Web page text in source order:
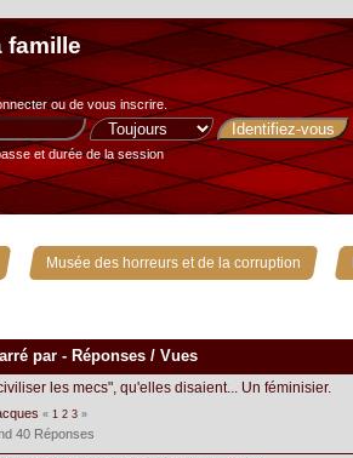
famille
ou devous inscrire.
et durée de la session
» Musée des horreurs et de la corruption »
par - Réponses /Vues
les mecs", qu'elles disaient... Un féminisier.
«1 2 3 »
40 Réponses